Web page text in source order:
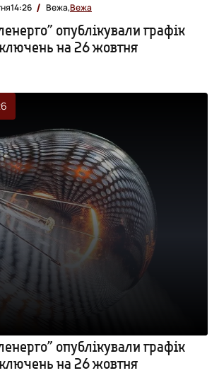
14:26 Вежа,Вежа
опублікували графік
на 26 жовтня
опублікували графік
на 26 жовтня